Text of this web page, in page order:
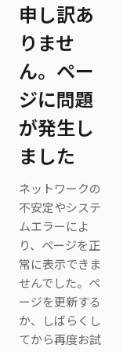
申し訳あ
りませ
ん。ペー
ジに問題
が発生し
ました
ネットワークの
不安定やシステ
ムエラーによ
り、ページを正
常に表示できま
せんでした。ペ
ージを更新する
か、しばらくし
てから再度お試